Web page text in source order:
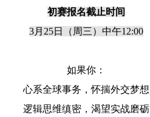
初赛报名截止时间
3月25日（周三）中午12:00
如果你：
心系全球事务，怀揣外交梦想
逻辑思维缜密，渴望实战磨砺